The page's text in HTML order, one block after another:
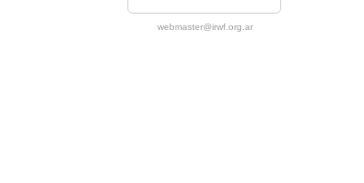
webmaster@irwf.org.ar